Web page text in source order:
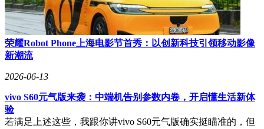
荣耀Robot Phone上海电影节首秀：以创新科技引领移动影像
新潮流
2026-06-13
vivo S60元气版来袭：中端机告别参数内卷，开启懂生活新体
验
若满足上述这些，我跟你讲vivo S60元气版确实挺瞄准的，但